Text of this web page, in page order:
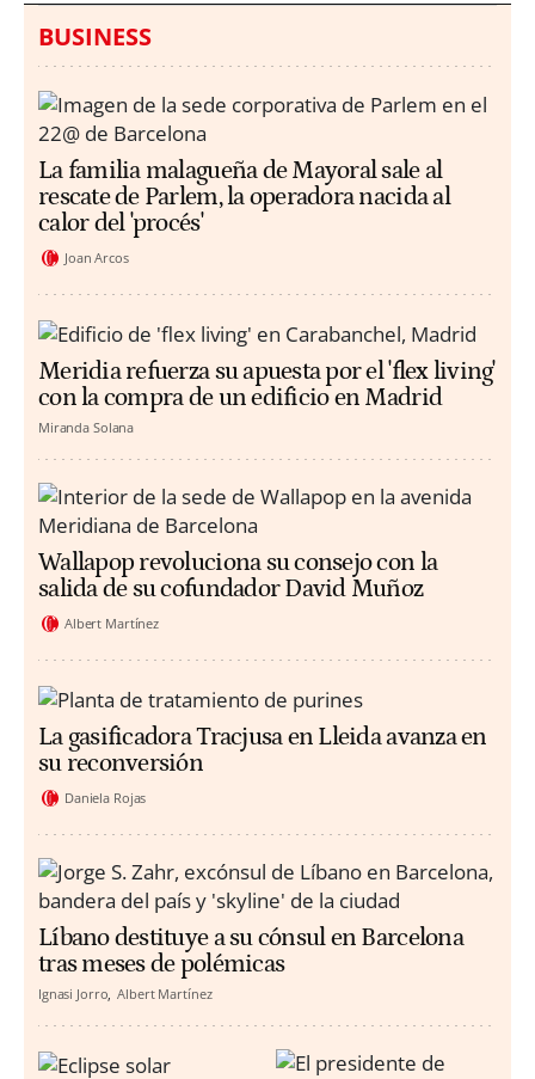
BUSINESS
La familia malagueña de Mayoral sale al
rescate de Parlem, la operadora nacida al
calor del 'procés'
Joan Arcos
Meridia refuerza su apuesta por el 'flex living'
con la compra de un edificio en Madrid
Miranda Solana
Wallapop revoluciona su consejo con la
salida de su cofundador David Muñoz
Albert Martínez
La gasificadora Tracjusa en Lleida avanza en
su reconversión
Daniela Rojas
Líbano destituye a su cónsul en Barcelona
tras meses de polémicas
Ignasi Jorro Albert Martínez